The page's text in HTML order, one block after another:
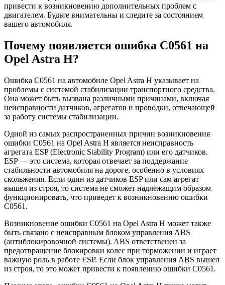
привести к возникновению дополнительных проблем с
двигателем. Будьте внимательны и следите за состоянием
вашего автомобиля.
Почему появляется ошибка C0561 на
Opel Astra H?
Ошибка C0561 на автомобиле Opel Astra H указывает на
проблемы с системой стабилизации транспортного средства.
Она может быть вызвана различными причинами, включая
неисправности датчиков, агрегатов и проводки, отвечающей
за работу системы стабилизации.
Одной из самых распространенных причин возникновения
ошибки C0561 на Opel Astra H является неисправность
агрегата ESP (Electronic Stability Program) или его датчиков.
ESP — это система, которая отвечает за поддержание
стабильности автомобиля на дороге, особенно в условиях
скольжения. Если один из датчиков ESP или сам агрегат
вышел из строя, то система не сможет надлежащим образом
функционировать, что приведет к возникновению ошибки
C0561.
Возникновение ошибки C0561 на Opel Astra H может также
быть связано с неисправным блоком управления ABS
(антиблокировочной системы). ABS ответственен за
предотвращение блокировки колес при торможении и играет
важную роль в работе ESP. Если блок управления ABS вышел
из строя, то это может привести к появлению ошибки C0561.